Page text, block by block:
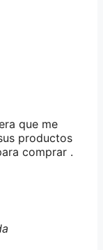
que me
productos
comprar .